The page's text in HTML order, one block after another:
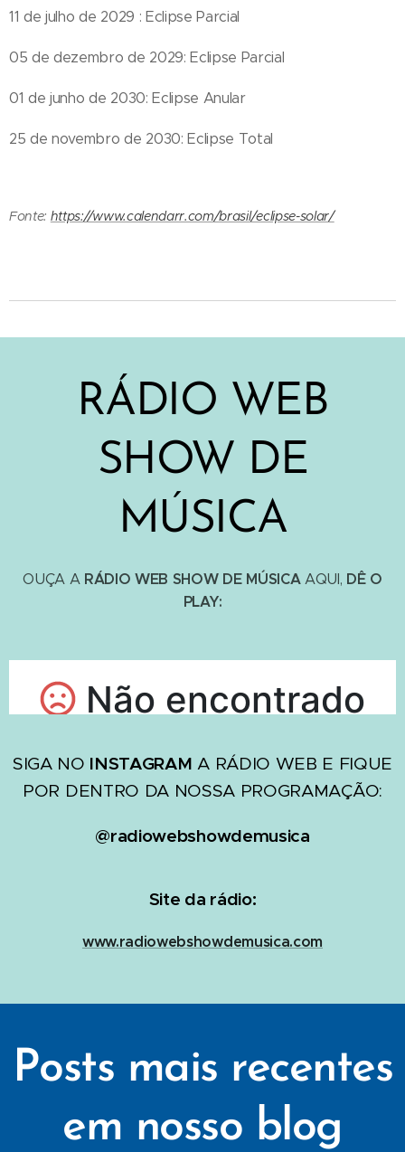
11 de julho de 2029 : Eclipse Parcial
05 de dezembro de 2029: Eclipse Parcial
01 de junho de 2030: Eclipse Anular
25 de novembro de 2030: Eclipse Total
Fonte: https://www.calendarr.com/brasil/eclipse-solar/
RÁDIO WEB
SHOW DE
MÚSICA
OUÇA A RÁDIO WEB SHOW DE MÚSICAAQUI, DÊ O
PLAY:
SIGA NO INSTAGRAM A RÁDIO WEB E FIQUE
POR DENTRO DA NOSSA PROGRAMAÇÃO:
@radiowebshowdemusica
Site da rádio:
www.radiowebshowdemusica.com
Posts mais recentes
em nosso blog